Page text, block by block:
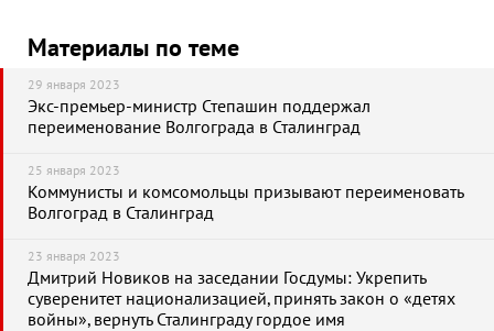
Материалы по теме
29 января 2023
Экс-премьер-министр Степашин поддержал
переименование Волгограда в Сталинград
25 января 2023
Коммунисты и комсомольцы призывают переименовать
Волгоград в Сталинград
23 января 2023
Дмитрий Новиков на заседании Госдумы: Укрепить
суверенитет национализацией, принять закон о «детях
войны», вернуть Сталинграду гордое имя